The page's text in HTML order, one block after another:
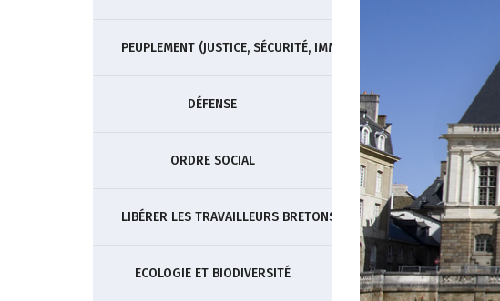
PEUPLEMENT (JUSTICE, SÉCURITÉ, IMMIGRATION)
DÉFENSE
ORDRE SOCIAL
LIBÉRER LES TRAVAILLEURS BRETONS
ECOLOGIE ET BIODIVERSITÉ